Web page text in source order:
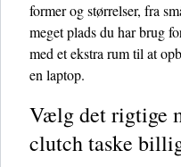
former og størrelser, fra
meget plads du har brug
med et ekstra rum til at
en laptop.
Vælg det rigtige
clutch taske